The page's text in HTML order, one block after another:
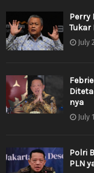
Perry
Tukar
July
nya
July
Polri
PLN